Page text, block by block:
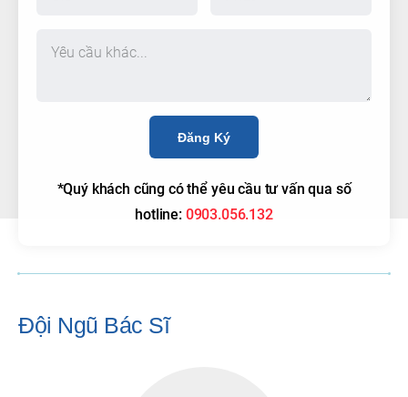
Đăng Ký
*Quý khách cũng có thể yêu cầu tư vấn qua số
hotline: 0903.056.132
Đội Ngũ Bác Sĩ